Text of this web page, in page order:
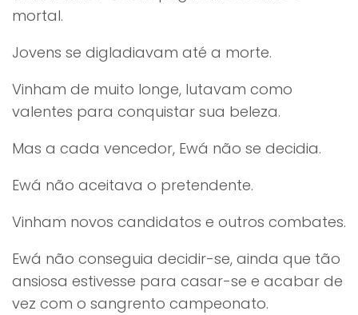
mortal.
Jovens se digladiavam até a morte.
Vinham de muito longe, lutavam como
valentes para conquistar sua beleza.
Mas a cada vencedor, Ewá não se decidia.
Ewá não aceitava o pretendente.
Vinham novos candidatos e outros combates.
Ewá não conseguia decidir-se, ainda que tão
ansiosa estivesse para casar-se e acabar de
vez com o sangrento campeonato.